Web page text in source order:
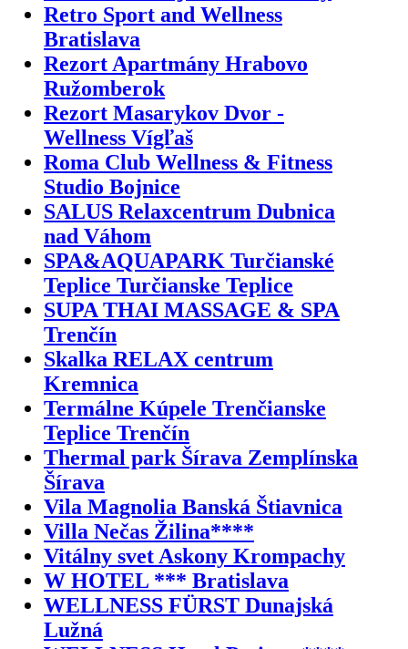
Retro Sport and Wellness
Bratislava
Rezort Apartmány Hrabovo
Ružomberok
Rezort Masarykov Dvor -
Wellness Vígľaš
Roma Club Wellness & Fitness
Studio Bojnice
SALUS Relaxcentrum Dubnica
nad Váhom
SPA&AQUAPARK Turčianské
Teplice Turčianske Teplice
SUPA THAI MASSAGE & SPA
Trenčín
Skalka RELAX centrum
Kremnica
Termálne Kúpele Trenčianske
Teplice Trenčín
Thermal park Šírava Zemplínska
Šírava
Vila Magnolia Banská Štiavnica
Villa Nečas Žilina****
Vitálny svet Askony Krompachy
W HOTEL *** Bratislava
WELLNESS FÜRST Dunajská
Lužná